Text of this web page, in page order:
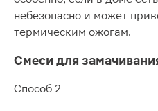
небезопасно и может
термическим ожогам.
Смеси для
Способ 2